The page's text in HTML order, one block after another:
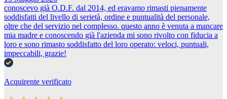
conoscevo già O.D.F. dal 2014, ed eravamo rimasti pienamente
soddisfatti del livello di serietà, ordine e puntualità del personale,
oltre che del servizio nel complesso. questo anno è venuta a mancare
mia madre e conoscendo già l'azienda mi sono rivolto con fiducia a
loro e sono rimasto soddisfatto del loro operato: veloci, puntuali,
impeccabili, grazie!
Acquirente verificato